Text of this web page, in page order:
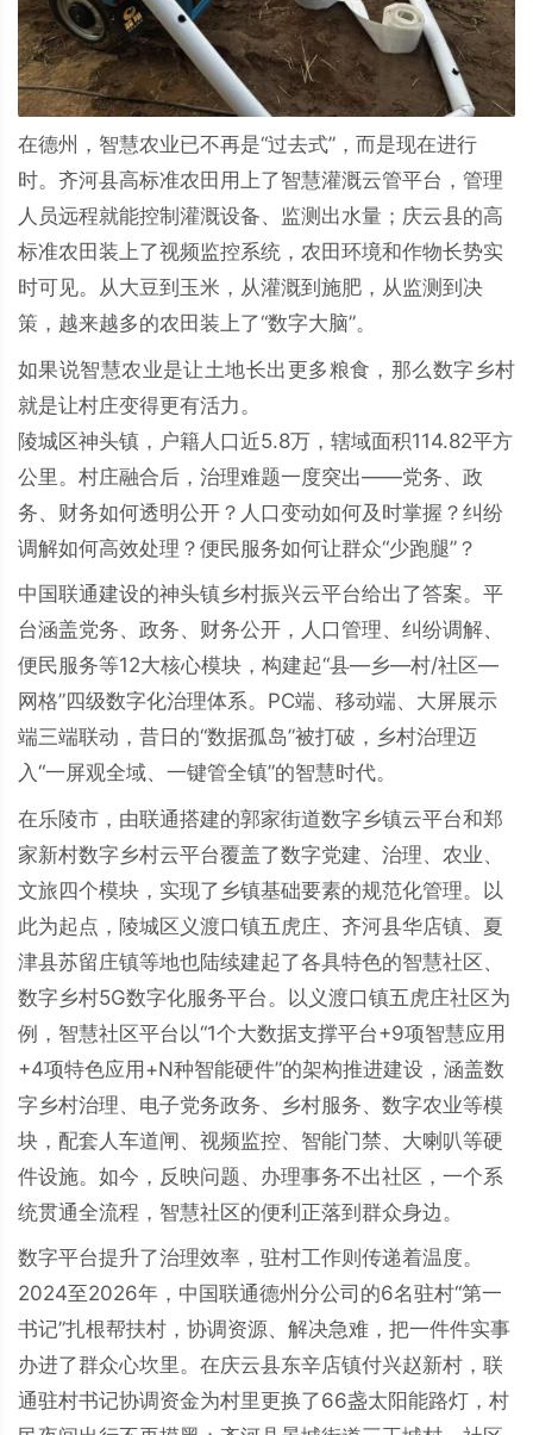
在德州，智慧农业已不再是“过去式”，而是现在进行
时。齐河县高标准农田用上了智慧灌溉云管平台，管理
人员远程就能控制灌溉设备、监测出水量；庆云县的高
标准农田装上了视频监控系统，农田环境和作物长势实
时可见。从大豆到玉米，从灌溉到施肥，从监测到决
策，越来越多的农田装上了“数字大脑”。
如果说智慧农业是让土地长出更多粮食，那么数字乡村
就是让村庄变得更有活力。
陵城区神头镇，户籍人口近5.8万，辖域面积114.82平方
公里。村庄融合后，治理难题一度突出——党务、政
务、财务如何透明公开？人口变动如何及时掌握？纠纷
调解如何高效处理？便民服务如何让群众“少跑腿”？
中国联通建设的神头镇乡村振兴云平台给出了答案。平
台涵盖党务、政务、财务公开，人口管理、纠纷调解、
便民服务等12大核心模块，构建起“县—乡—村/社区—
网格”四级数字化治理体系。PC端、移动端、大屏展示
端三端联动，昔日的“数据孤岛”被打破，乡村治理迈
入“一屏观全域、一键管全镇”的智慧时代。
在乐陵市，由联通搭建的郭家街道数字乡镇云平台和郑
家新村数字乡村云平台覆盖了数字党建、治理、农业、
文旅四个模块，实现了乡镇基础要素的规范化管理。以
此为起点，陵城区义渡口镇五虎庄、齐河县华店镇、夏
津县苏留庄镇等地也陆续建起了各具特色的智慧社区、
数字乡村5G数字化服务平台。以义渡口镇五虎庄社区为
例，智慧社区平台以“1个大数据支撑平台+9项智慧应用
+4项特色应用+N种智能硬件”的架构推进建设，涵盖数
字乡村治理、电子党务政务、乡村服务、数字农业等模
块，配套人车道闸、视频监控、智能门禁、大喇叭等硬
件设施。如今，反映问题、办理事务不出社区，一个系
统贯通全流程，智慧社区的便利正落到群众身边。
数字平台提升了治理效率，驻村工作则传递着温度。
2024至2026年，中国联通德州分公司的6名驻村“第一
书记”扎根帮扶村，协调资源、解决急难，把一件件实事
办进了群众心坎里。在庆云县东辛店镇付兴赵新村，联
通驻村书记协调资金为村里更换了66盏太阳能路灯，村